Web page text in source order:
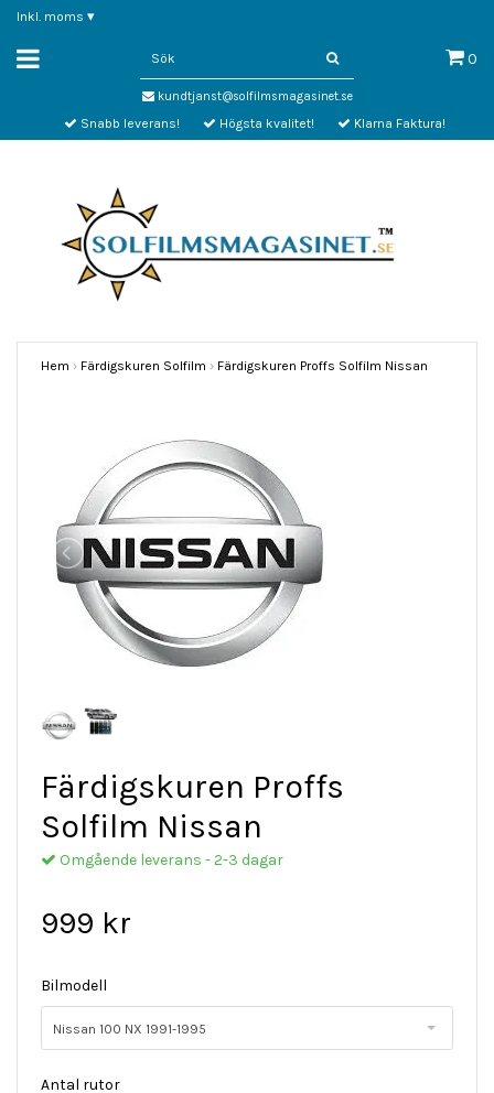
Inkl. moms ▾
0
kundtjanst@solfilmsmagasinet.se
Snabb leverans! Högsta kvalitet! Klarna Faktura!
Hem › Färdigskuren Solfilm › Färdigskuren Proffs Solfilm Nissan
Färdigskuren Proffs
Solfilm Nissan
Omgående leverans - 2-3 dagar
999 kr
Bilmodell
Nissan 100 NX 1991-1995
Antal rutor